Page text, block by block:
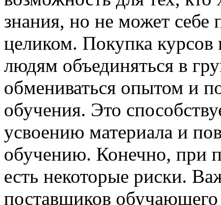
знания, но не может себе
целиком. Покупка курсов
людям объединяться в
обмениваться опытом и
обучения. Это
усвоению материала и
обучению. Конечно, при
есть некоторые риски.
поставщиков